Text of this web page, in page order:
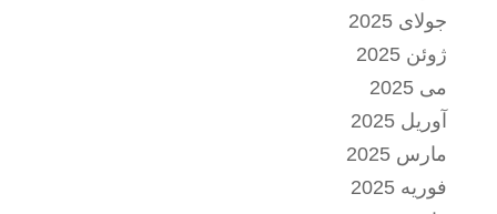
جولای 2025
ژوئن 2025
می 2025
آوریل 2025
مارس 2025
فوریه 2025